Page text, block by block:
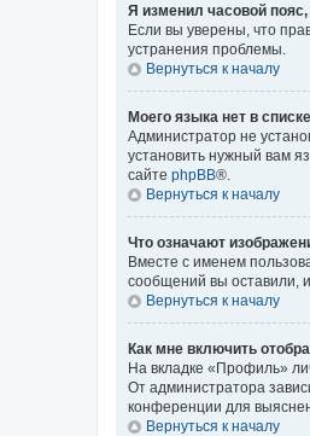
Я изменил часовой
Если вы уверены, что
устранения проблемы.
Вернуться к началу
Моего языка нет в
Администратор не
установить нужный вам
сайте phpBB®.
Вернуться к началу
Что означают
Вместе с именем
сообщений вы оставили,
Вернуться к началу
Как мне включить
На вкладке «Профиль»
От администратора
конференции для
Вернуться к началу